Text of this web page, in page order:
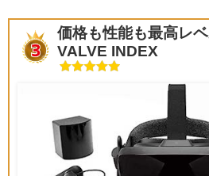
価格も性能も最高レ
VALVE INDEX